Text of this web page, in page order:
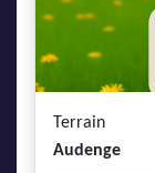
Terrain
Audenge